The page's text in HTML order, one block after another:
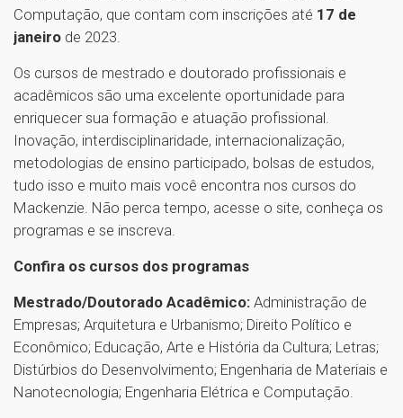
Computação, que contam com inscrições até 17 de
janeiro de 2023.
Os cursos de mestrado e doutorado profissionais e
acadêmicos são uma excelente oportunidade para
enriquecer sua formação e atuação profissional.
Inovação, interdisciplinaridade, internacionalização,
metodologias de ensino participado, bolsas de estudos,
tudo isso e muito mais você encontra nos cursos do
Mackenzie. Não perca tempo, acesse o site, conheça os
programas e se inscreva.
Confira os cursos dos programas
Mestrado/Doutorado Acadêmico: Administração de
Empresas; Arquitetura e Urbanismo; Direito Político e
Econômico; Educação, Arte e História da Cultura; Letras;
Distúrbios do Desenvolvimento; Engenharia de Materiais e
Nanotecnologia; Engenharia Elétrica e Computação.